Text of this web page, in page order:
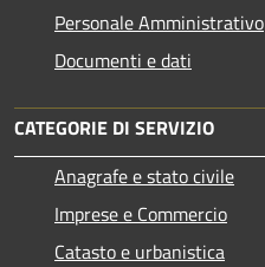
Personale Amministrativo
Documenti e dati
CATEGORIE DI SERVIZIO
Anagrafe e stato civile
Imprese e Commercio
Catasto e urbanistica